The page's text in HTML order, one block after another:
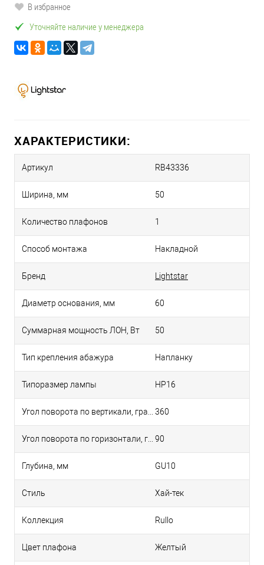
В избранное
Уточняйте наличие у менеджера
ХАРАКТЕРИСТИКИ:
Артикул RB43336
Ширина, мм 50
Количество плафонов 1
Способ монтажа Накладной
Бренд Lightstar
Диаметр основания, мм 60
Суммарная мощность ЛОН, Вт 50
Тип крепления абажура Напланку
Типоразмер лампы HP16
Угол поворота по вертикали, град 360
Угол поворота по горизонтали, град 90
Глубина, мм GU10
Стиль Хай-тек
Коллекция Rullo
Цвет плафона Желтый